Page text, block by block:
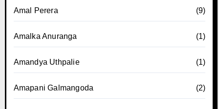
Amal Perera (9)
Amalka Anuranga (1)
Amandya Uthpalie (1)
Amapani Galmangoda (2)